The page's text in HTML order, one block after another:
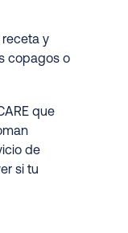
y
copagos o
que
de
si tu